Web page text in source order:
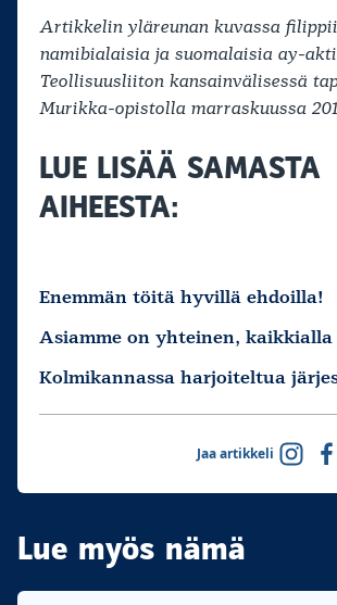
Artikkelin yläreunan kuvassa
namibialaisia ja suomalaisia ay-
Teollisuusliiton kansainvälisessä
Murikka-opistolla marraskuussa
LUE LISÄÄ SAMASTA
AIHEESTA:
Enemmän töitä hyvillä ehdoilla!
Asiamme on yhteinen, kaikkialla
Kolmikannassa harjoiteltua
Jaa artikkeli
Lue myös nämä